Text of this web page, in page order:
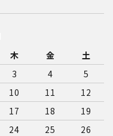
木 金
土
3 4
5
10 11
12
17 18
19
24 25
26